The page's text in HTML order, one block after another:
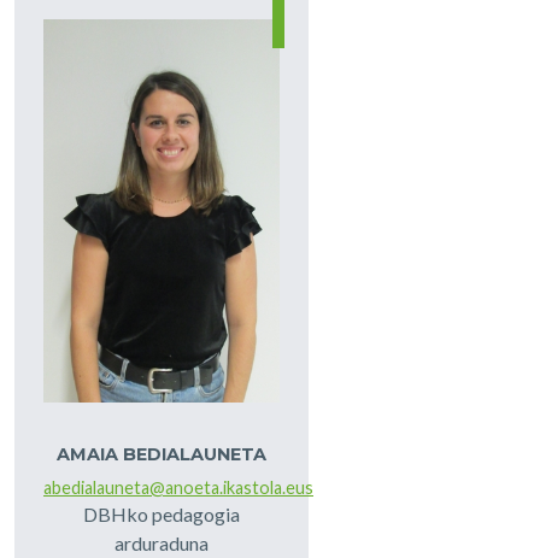
AMAIA BEDIALAUNETA
abedialauneta@anoeta.ikastola.eus
DBHko pedagogia
arduraduna